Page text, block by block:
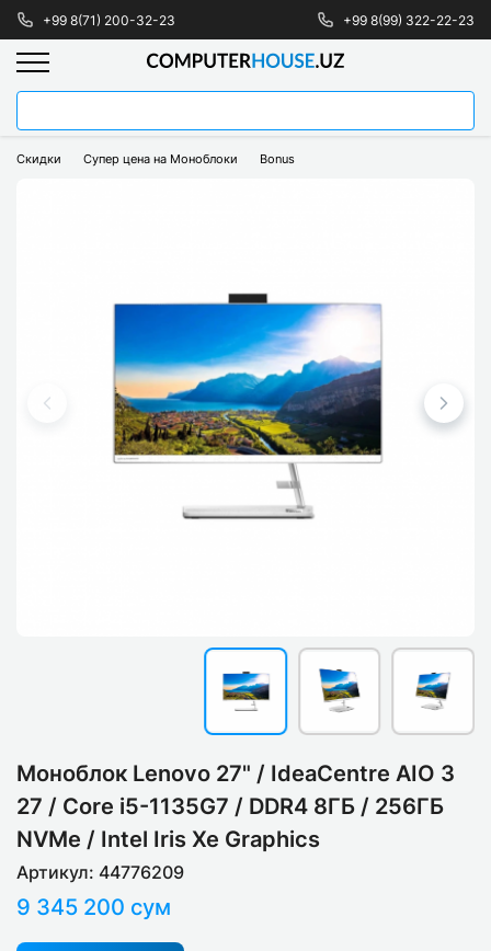
+99 8(71) 200-32-23 +99 8(99) 322-22-23
Скидки Супер цена на Моноблоки Bonus
Моноблок Lenovo 27" / IdeaCentre AIO 3
27 / Core i5-1135G7 / DDR4 8ГБ / 256ГБ
NVMe / Intel Iris Xe Graphics
Артикул: 44776209
9 345 200 сум